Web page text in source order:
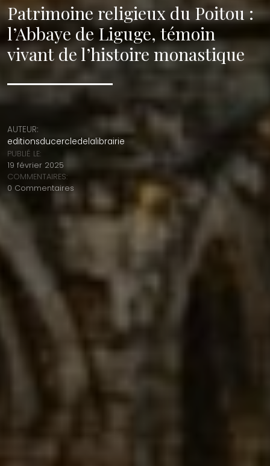
Patrimoine religieux du Poitou :
l’Abbaye de Liguge, témoin
vivant de l’histoire monastique
AUTEUR:
editionsducercledelalibrairie
PUBLIÉ LE:
19 février 2025
COMMENTAIRES:
0 Commentaires